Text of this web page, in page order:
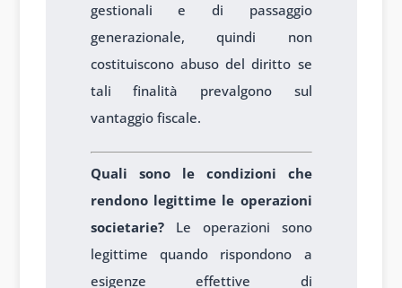
gestionali e di passaggio
generazionale, quindi non
costituiscono abuso del diritto se
tali finalità prevalgono sul
vantaggio fiscale.
Quali sono le condizioni che
rendono legittime le operazioni
societarie?Le operazioni sono
legittime quando rispondono a
esigenze effettive di